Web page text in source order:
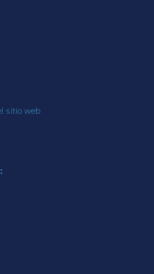
sitio web